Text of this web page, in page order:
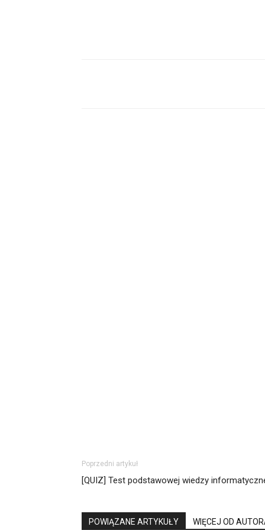
Poprzedni artykuł
[QUIZ] Test podstawowej wiedzy
POWIĄZANE ARTYKUŁY WIĘCEJ OD